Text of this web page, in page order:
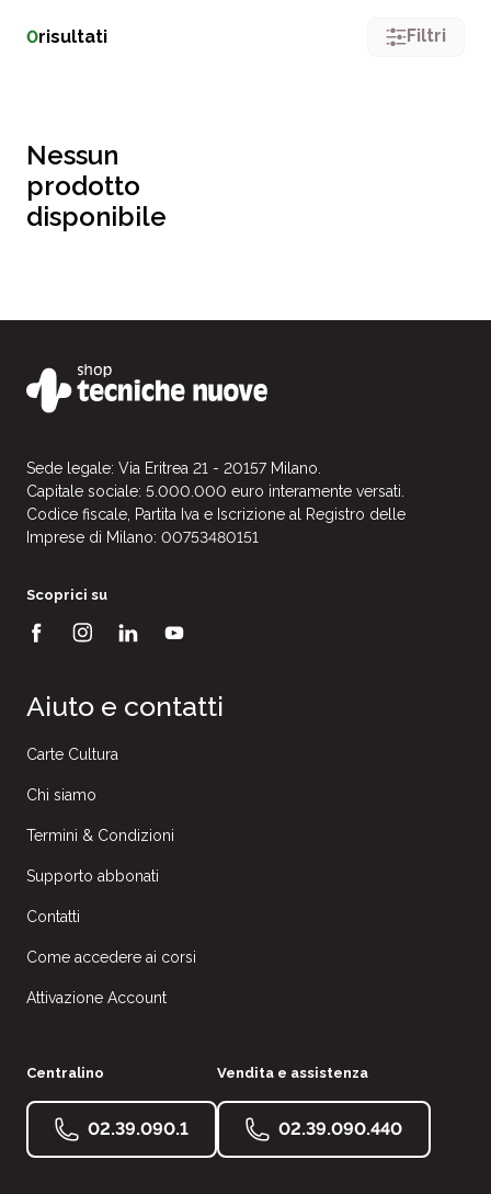
0risultati Filtri
Nessun
prodotto
disponibile
Sede legale: Via Eritrea 21 - 20157 Milano.
Capitale sociale: 5.000.000 euro interamente versati.
Codice fiscale, Partita Iva e Iscrizione al Registro delle
Imprese di Milano: 00753480151
Scoprici su
Aiuto e contatti
Carte Cultura
Chi siamo
Termini & Condizioni
Supporto abbonati
Contatti
Come accedere ai corsi
Attivazione Account
Centralino
02.39.090.1
Vendita e assistenza
02.39.090.440